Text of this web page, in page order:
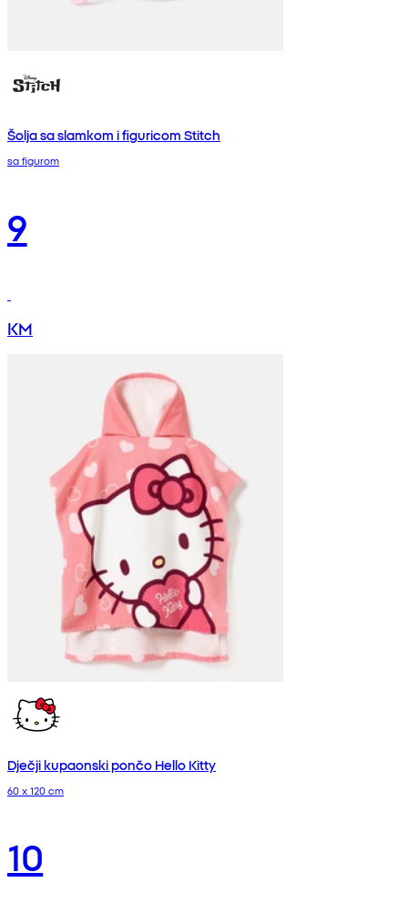
Šolja sa slamkom i figuricom Stitch
sa figurom
9
KM
Dječji kupaonski pončo Hello Kitty
60 x 120 cm
10